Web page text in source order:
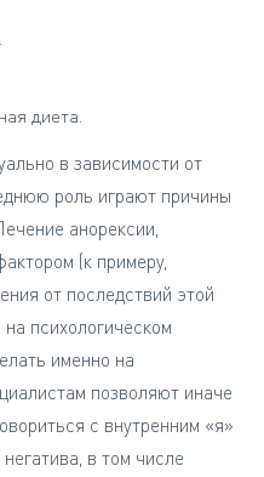
диета.
в зависимости от
роль играют причины
анорексии,
(к примеру,
от последствий этой
психологическом
именно на
позволяют иначе
с внутренним «я»
в том числе